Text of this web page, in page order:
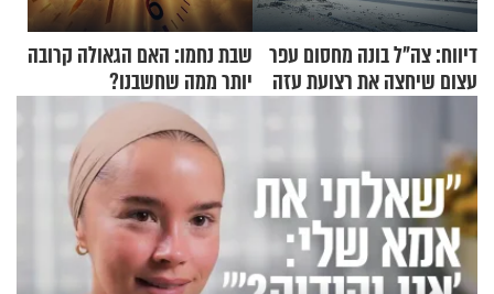
דיווח: צה"ל בונה מחסום עפר
עצום שיחצה את רצועת עזה
שבת נחמו: האם הגאולה קרובה
יותר ממה שחשבנו?